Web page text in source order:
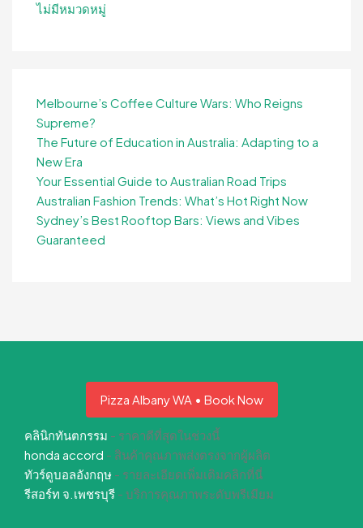
ไม่มีหมวดหมู่
Melbourne’s Coffee Culture Wars: Who Reigns
Supreme?
The Future of Education in Australia: Adapting to a
New Era
Your Essential Guide to Australian Road Trips
Australian Fashion Trends: What’s Hot Right Now
Sydney’s Best Rooftop Bars: Views and Vibes
Guaranteed
Pizza Albany WA • Book Now
คลินิกทันตกรรม - ราคาดีที่สุดในช่วงนี้
honda accord - สินค้าคุณภาพส่งตรงจากผู้ผลิต
ทัวร์ดูบอลอังกฤษ - รายละเอียดเพิ่มเติมคลิกที่นี่
รีสอร์ท จ.เพชรบุรี - บริการคุณภาพระดับพรีเมียม